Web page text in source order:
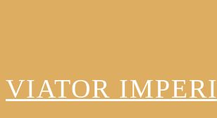
VIATOR IMPERI